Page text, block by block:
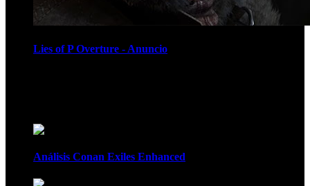
Lies of P Overture - Anuncio
Análisis Conan Exiles Enhanced